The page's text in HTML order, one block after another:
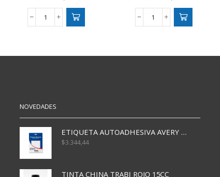
PELOTA
cantidad
PELOTA
NOVEDADES
ETIQUETA AUTOADHESIVA AVERY 3026 30H 20 X 70
$3.344,44
TINTA CHINA TRABI ROJO 15CC